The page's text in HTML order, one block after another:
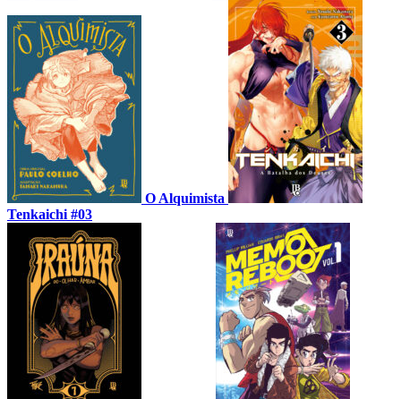
O Alquimista
Tenkaichi #03